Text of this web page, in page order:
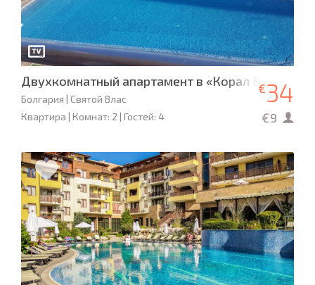
Двухкомнатный апартамент в «Корал Бич»
Болгария | Святой Влас
Квартира | Комнат: 2 | Гостей: 4
€34
€9